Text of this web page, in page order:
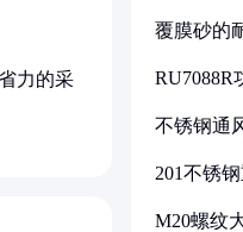
力的采
覆膜砂的
RU7088R
不锈钢通
201不锈
M20螺纹